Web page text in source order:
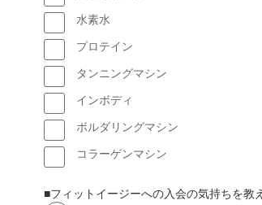
水素水
プロテイン
タンニングマシン
インボディ
ボルダリングマシン
コラーゲンマシン
■フィットイージーへの入会の気持ちを教